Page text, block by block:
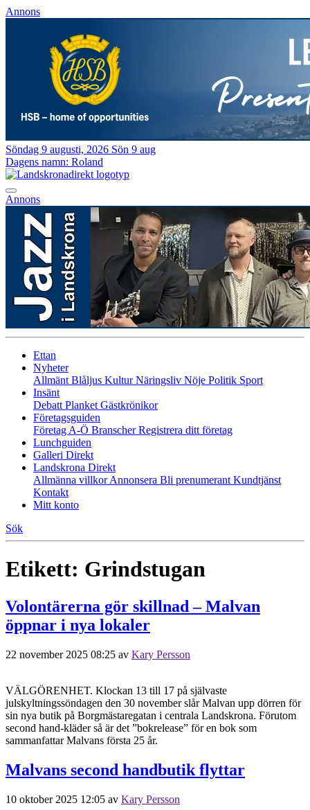
Annons
Söndag 9 augusti, 2026 Sön 9 aug
Dagens namn: Roland
Annons
Ettan
Nyheter
Allmänt Blåljus KulturNäringsliv Nöje Politik Sport
Insänt
Debatt Planket Gästkrönikor
Företagsguiden
Företag A-Ö BranscherRegistrera ditt företag
Lunchguiden
Galleri Direkt
Landskrona Direkt
Allmänna villkorAnnonsera Bli prenumerant Kundtjänst
Kontakt
Mitt konto
Sök
Etikett: Grindstugan
Volontärerna gör skillnad – Malvan
öppnar i nya lokaler
22 november 2025 08:25 av Kary Persson
VÄLGÖRENHET. Klockan 13 till 17 på självaste
julskyltningssöndagen den 30 november slår Malvan upp dörren för
sin nya butik på Borgmästaregatan i centrala Landskrona. Förutom
second hand-kläder så är det ”bokrelease” för en bok som
sammanfattar Malvans första 25 år.
Malvans second handbutik flyttar
10 oktober 2025 12:05 av Kary Persson